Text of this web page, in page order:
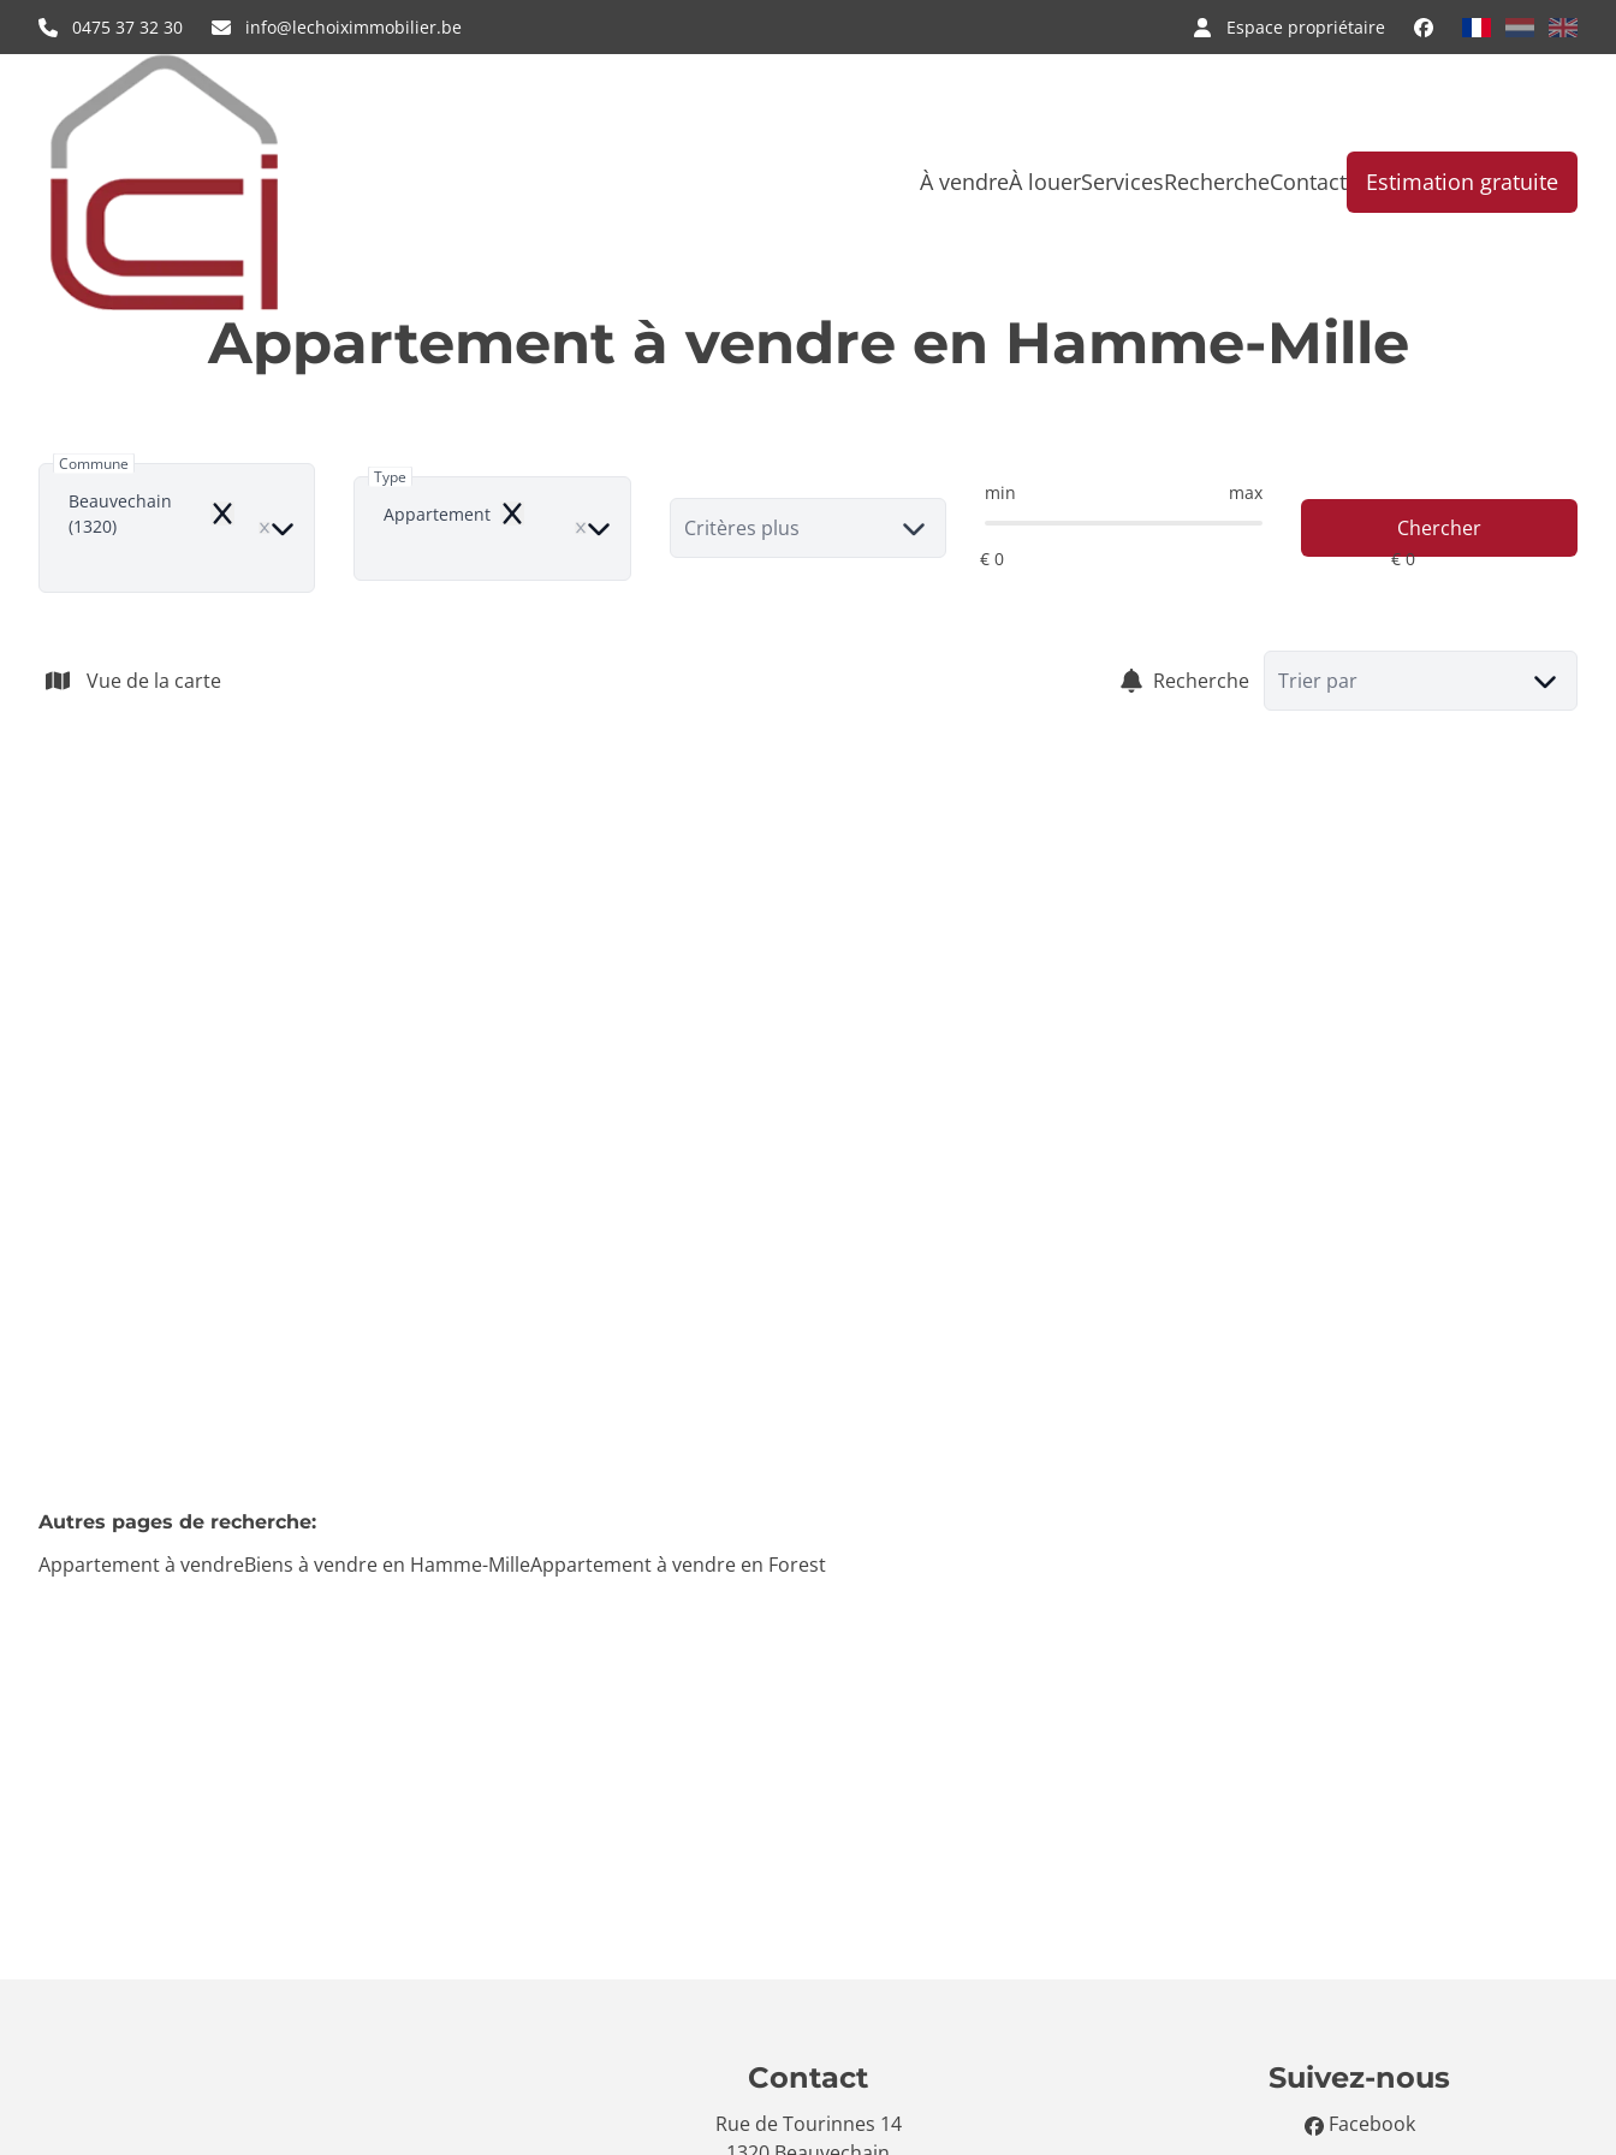
Aller au contenu principal
0475 37 32 30 info@lechoiximmobilier.be Espace propriétaire
À vendreÀ louerServicesRechercheContact Estimation gratuite
Appartement à vendre en Hamme-Mille
Commune
Beauvechain
(1320)
Remove
Type
Appartement Remove Critères plus
min max
Chercher
Vue de la carte Recherche Trier par
Autres pages de recherche:
Appartement à vendreBiens à vendre en Hamme-MilleAppartement à vendre en Forest
Contact
Rue de Tourinnes 14
Suivez-nous
Facebook